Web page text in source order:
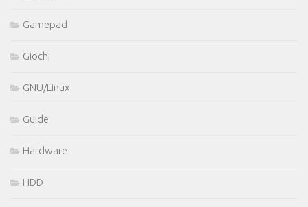
Gamepad
Giochi
GNU/Linux
Guide
Hardware
HDD